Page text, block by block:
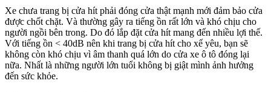
Xe chưa trang bị cửa hít phải đóng cửa thật mạnh mới đảm bảo cửa
được chốt chặt. Và thường gây ra tiếng ồn rất lớn và khó chịu cho
người ngồi bên trong. Do đó lắp đặt cửa hít mang đến nhiều lợi thế.
Với tiếng ồn < 40dB nên khi trang bị cửa hít cho xế yêu, bạn sẽ
không còn khó chịu vì âm thanh quá lớn do cửa xe ô tô đóng lại
nữa. Nhất là những người lớn tuổi không bị giật mình ảnh hưởng
đến sức khỏe.